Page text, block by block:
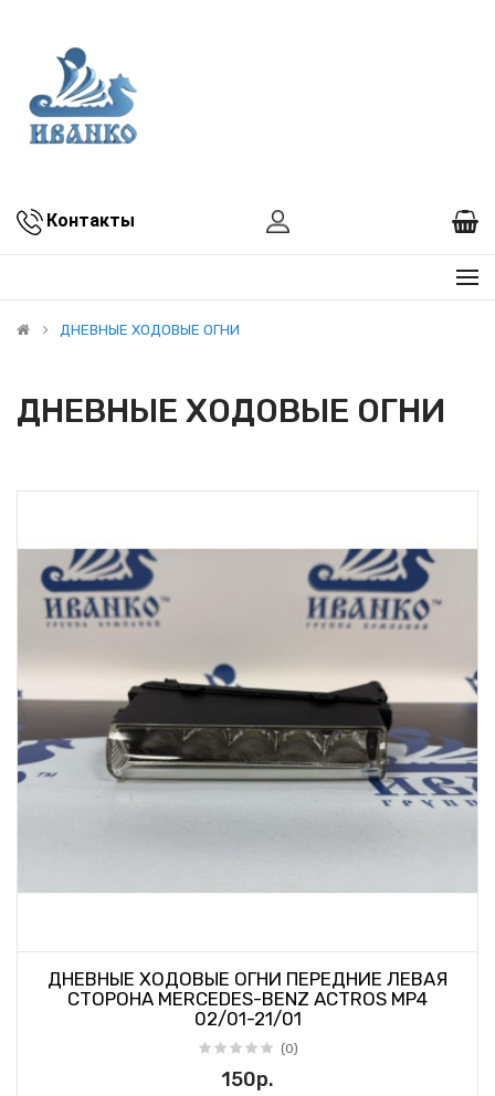
Контакты
ДНЕВНЫЕ ХОДОВЫЕ ОГНИ
ДНЕВНЫЕ ХОДОВЫЕ ОГНИ
ДНЕВНЫЕ ХОДОВЫЕ ОГНИ ПЕРЕДНИЕ ЛЕВАЯ
СТОРОНА MERCEDES-BENZ ACTROS MP4
02/01-21/01
(0)
150р.